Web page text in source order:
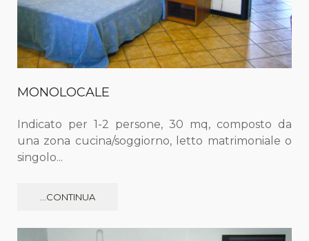
MONOLOCALE
Indicato per 1-2 persone, 30 mq, composto da
una zona cucina/soggiorno, letto matrimoniale o
singolo...
...CONTINUA